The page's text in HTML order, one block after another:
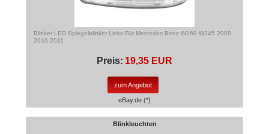
Blinker LED Spiegelblinker Links Für Mercedes Benz W169 W245 2009
2010 2011
Preis: 19,35 EUR
zum Angebot
eBay.de (*)
Blinkleuchten